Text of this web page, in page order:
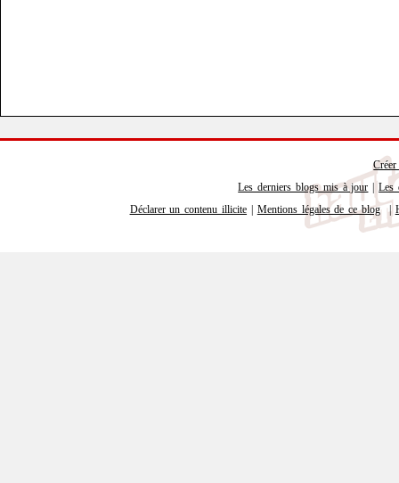
Les derniers blogs mis à jour |Les
Déclarer un contenu illicite
Mentions légales de ce blog |